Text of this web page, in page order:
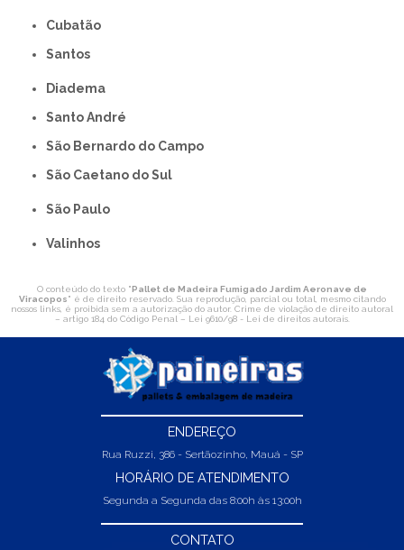
Cubatão
Santos
Diadema
Santo André
São Bernardo do Campo
São Caetano do Sul
São Paulo
Valinhos
O conteúdo do texto "Pallet de Madeira Fumigado Jardim Aeronave de
Viracopos" é de direito reservado. Sua reprodução, parcial ou total, mesmo citando
nossos links, é proibida sem a autorização do autor. Crime de violação de direito autoral
– artigo 184 do Código Penal – Lei 9610/98 - Lei de direitos autorais.
ENDEREÇO
Rua Ruzzi, 386 - Sertãozinho, Mauá - SP
HORÁRIO DE ATENDIMENTO
Segunda a Segunda das 8:00h às 13:00h
CONTATO